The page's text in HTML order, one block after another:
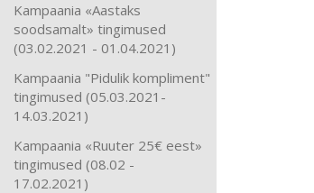
Kampaania «Aastaks
soodsamalt» tingimused
(03.02.2021 - 01.04.2021)
Kampaania "Pidulik kompliment"
tingimused (05.03.2021-
14.03.2021)
Kampaania «Ruuter 25€ eest»
tingimused (08.02 -
17.02.2021)